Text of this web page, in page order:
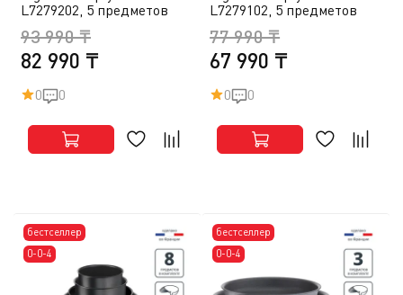
L7279202, 5 предметов
82 990 ₸
93 990 ₸
0 0
L7279102, 5 предметов
67 990 ₸
77 990 ₸
0 0
бестселлер
0-0-4
бестселлер
0-0-4